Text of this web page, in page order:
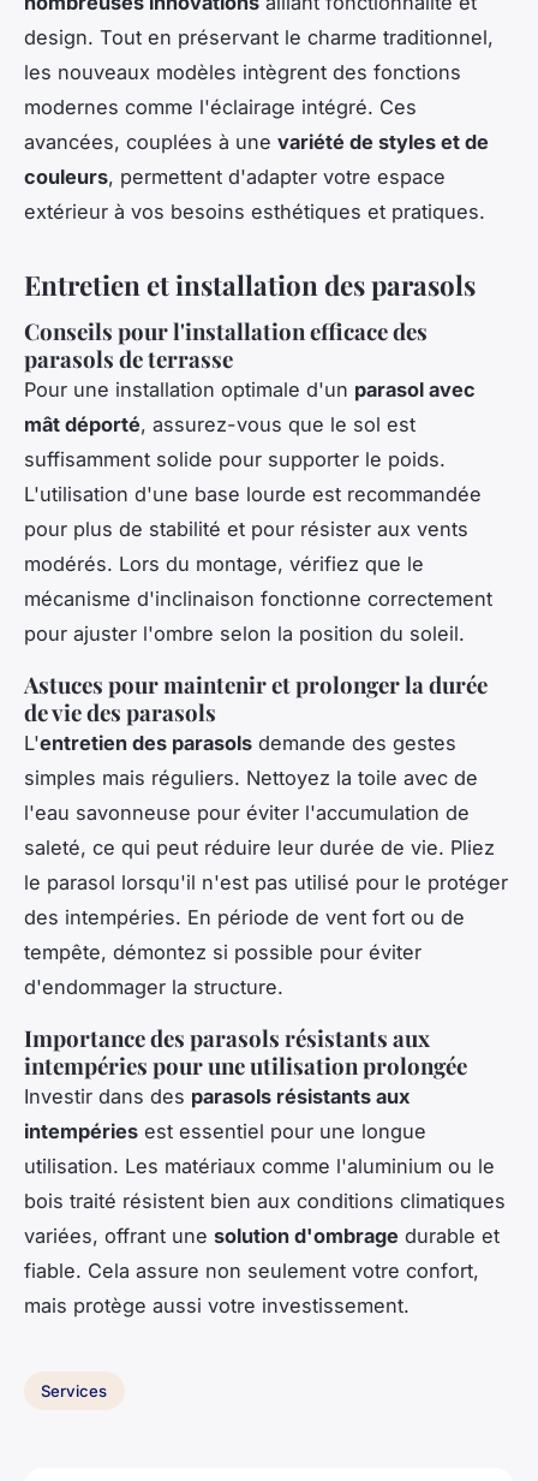
design. Tout en préservant le charme traditionnel,
les nouveaux modèles intègrent des fonctions
modernes comme l'éclairage intégré. Ces
avancées, couplées à une variété de styles et de
couleurs, permettent d'adapter votre espace
extérieur à vos besoins esthétiques et pratiques.
Entretien et installation des parasols
Conseils pour l'installation efficace des
parasols de terrasse
Pour une installation optimale d'un parasol avec
mât déporté, assurez-vous que le sol est
suffisamment solide pour supporter le poids.
L'utilisation d'une base lourde est recommandée
pour plus de stabilité et pour résister aux vents
modérés. Lors du montage, vérifiez que le
mécanisme d'inclinaison fonctionne correctement
pour ajuster l'ombre selon la position du soleil.
Astuces pour maintenir et prolonger la durée
de vie des parasols
L'entretien des parasols demande des gestes
simples mais réguliers. Nettoyez la toile avec de
l'eau savonneuse pour éviter l'accumulation de
saleté, ce qui peut réduire leur durée de vie. Pliez
le parasol lorsqu'il n'est pas utilisé pour le protéger
des intempéries. En période de vent fort ou de
tempête, démontez si possible pour éviter
d'endommager la structure.
Importance des parasols résistants aux
intempéries pour une utilisation prolongée
Investir dans des parasols résistants aux
intempéries est essentiel pour une longue
utilisation. Les matériaux comme l'aluminium ou le
bois traité résistent bien aux conditions climatiques
variées, offrant une solution d'ombrage durable et
fiable. Cela assure non seulement votre confort,
mais protège aussi votre investissement.
Services